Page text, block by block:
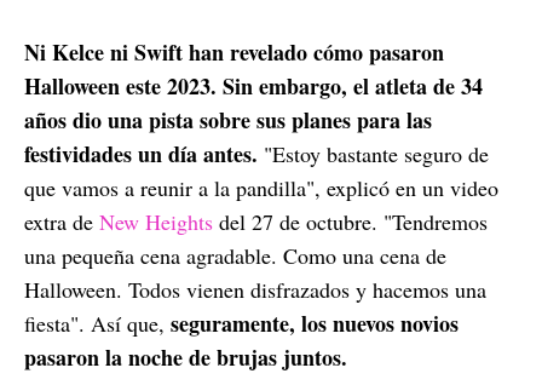
Ni Kelce ni Swift han revelado cómo pasaron
Halloween este 2023. Sin embargo, el atleta de 34
años dio una pista sobre sus planes para las
festividades un día antes. "Estoy bastante seguro de
que vamos a reunir a la pandilla", explicó en un video
extra de New Heights del 27 de octubre. "Tendremos
una pequeña cena agradable. Como una cena de
Halloween. Todos vienen disfrazados y hacemos una
fiesta". Así que, seguramente, los nuevos novios
pasaron la noche de brujas juntos.